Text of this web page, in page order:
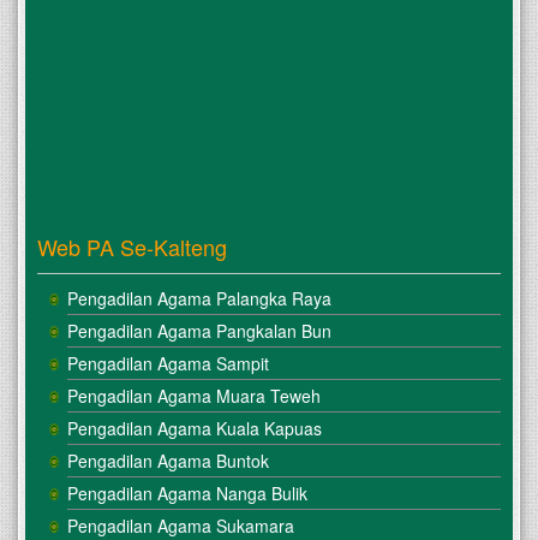
Web PA Se-Kalteng
Pengadilan Agama Palangka Raya
Pengadilan Agama Pangkalan Bun
Pengadilan Agama Sampit
Pengadilan Agama Muara Teweh
Pengadilan Agama Kuala Kapuas
Pengadilan Agama Buntok
Pengadilan Agama Nanga Bulik
Pengadilan Agama Sukamara